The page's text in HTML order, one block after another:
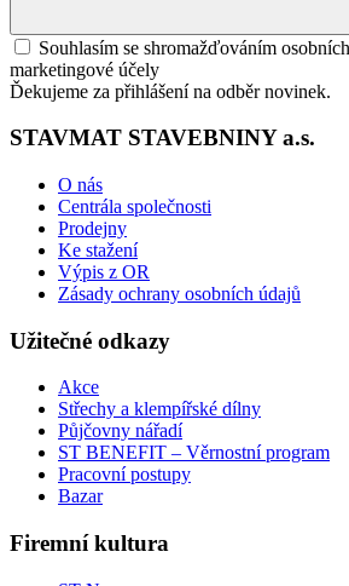
Souhlasím se shromažďováním
marketingové účely
Ďekujeme za přihlášení na odběr novinek.
STAVMAT STAVEBNINY a.s.
O nás
Centrála společnosti
Prodejny
Ke stažení
Výpis z OR
Zásady ochrany osobních údajů
Užitečné odkazy
Akce
Střechy a klempířské dílny
Půjčovny nářadí
ST BENEFIT – Věrnostní program
Pracovní postupy
Bazar
Firemní kultura